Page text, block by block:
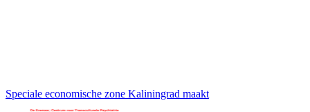
Speciale economische zone Kaliningrad maakt